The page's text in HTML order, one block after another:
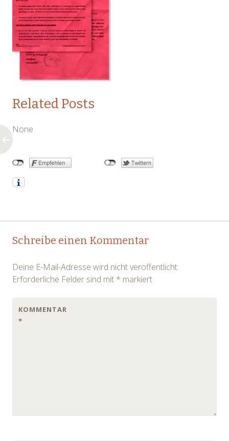
Related Posts
None
Post
Schreibe einen Kommentar
Deine E-Mail-Adresse wird nicht veröffentlicht.
Erforderliche Felder sind mit * markiert
KOMMENTAR
*